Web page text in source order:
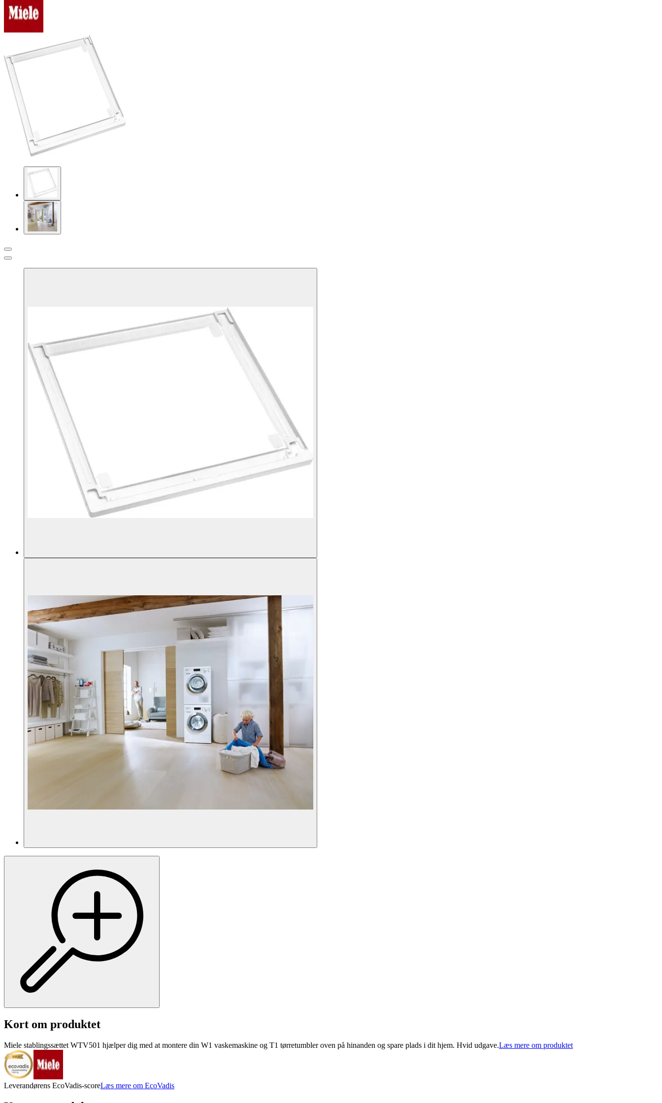
Kort om produktet
Miele stablingssættet WTV501 hjælper dig med at montere din W1 vaskemaskine og T1 tørretumbler oven på hinanden og spare plads i dit hjem. Hvid udgave.Læs mere om produktet
Leverandørens EcoVadis-scoreLæs mere om EcoVadis